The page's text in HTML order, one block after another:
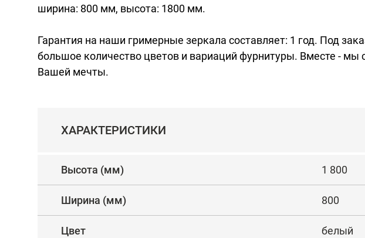
ширина: 800 мм, высота: 1800 мм.
Гарантия на наши гримерные зеркала составляет: 1 год. Под
большое количество цветов и вариаций фурнитуры. Вместе - мы
Вашей мечты.
ХАРАКТЕРИСТИКИ
Высота (мм) 1 800
Ширина (мм) 800
Цвет белый